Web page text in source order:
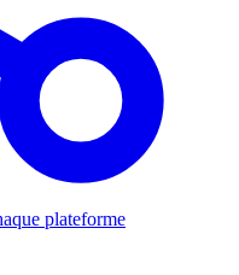
plateforme